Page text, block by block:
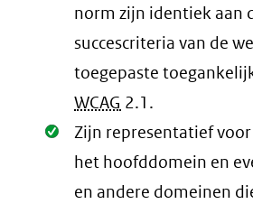
norm zijn identiek aan
succescriteria van de
toegepaste
WCAG 2.1 .
Oké.
Zijn representatief voor
het hoofddomein en
en andere domeinen